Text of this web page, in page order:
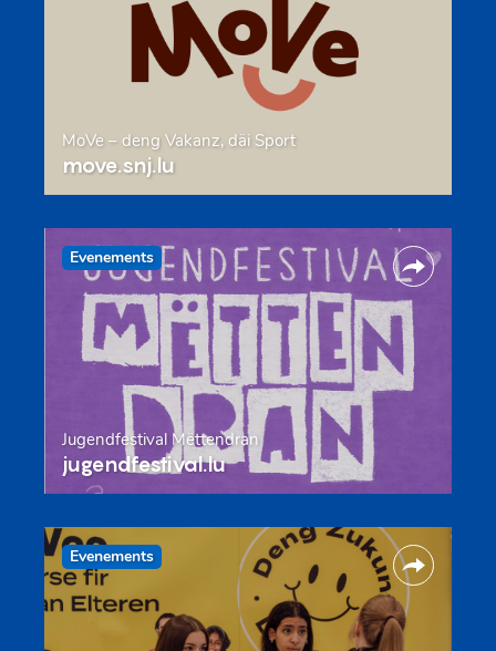
MoVe – deng Vakanz, däi Sport
move.snj.lu
Evenements
Jugendfestival Mëttendran
jugendfestival.lu
Evenements